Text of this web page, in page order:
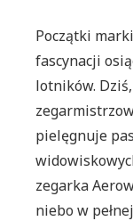
Początki
fascynacji
lotników.
pielęgnuje
zegarka
niebo w